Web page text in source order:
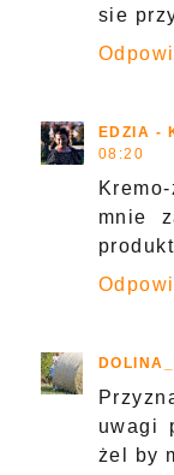
sie
EDZIA -
08:20
mnie
uwagi
żel by